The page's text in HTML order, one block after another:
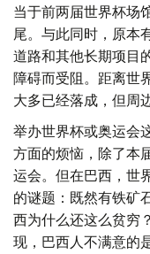
当于前两届世界杯场
尾。与此同时，原本
道路和其他长期项目
障碍而受阻。距离世
大多已经落成，但周
举办世界杯或奥运会
方面的烦恼，除了本
运会。但在巴西，世
的谜题：既然有铁矿
西为什么还这么贫穷
现，巴西人不满意的